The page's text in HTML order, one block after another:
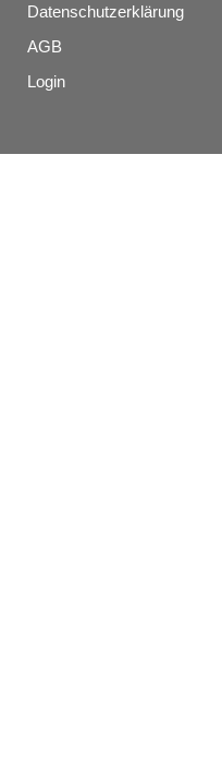
Datenschutzerklärung
AGB
Login